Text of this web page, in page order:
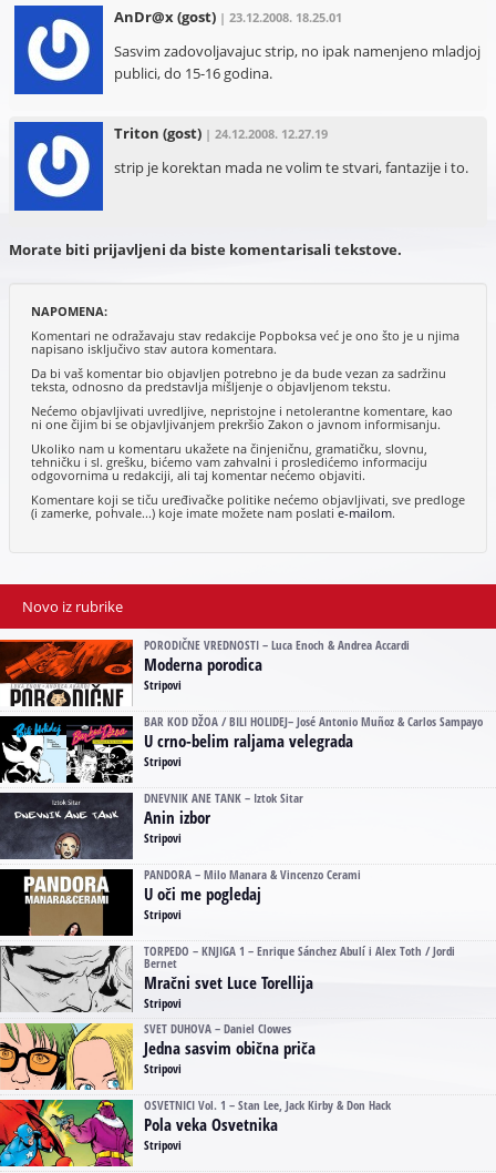
AnDr@x(gost) | 23.12.2008. 18.25.01
Sasvim zadovoljavajuc strip, no ipak namenjeno mladjoj
publici, do 15-16 godina.
Triton (gost) | 24.12.2008. 12.27.19
strip je korektan mada ne volim te stvari, fantazije i to.
Morate biti prijavljeni da biste komentarisali tekstove.
NAPOMENA:
Komentari ne odražavaju stav redakcije Popboksa već je ono što je u njima
napisano isključivo stav autora komentara.
Da bi vaš komentar bio objavljen potrebno je da bude vezan za sadržinu
teksta, odnosno da predstavlja mišljenje o objavljenom tekstu.
Nećemo objavljivati uvredljive, nepristojne i netolerantne komentare, kao
ni one čijim bi se objavljivanjem prekršio Zakon o javnom informisanju.
Ukoliko nam u komentaru ukažete na činjeničnu, gramatičku, slovnu,
tehničku i sl. grešku, bićemo vam zahvalni i prosledićemo informaciju
odgovornima u redakciji, ali taj komentar nećemo objaviti.
Komentare koji se tiču uređivačke politike nećemo objavljivati, sve predloge
(i zamerke, pohvale...) koje imate možete nam poslatie-mailom.
Novo iz rubrike
PORODIČNE VREDNOSTI – Luca Enoch & Andrea Accardi
Moderna porodica
Stripovi
BAR KOD DŽOA / BILI HOLIDEJ– José Antonio Muñoz & Carlos Sampayo
U crno-belim raljama velegrada
Stripovi
DNEVNIK ANE TANK – Iztok Sitar
Anin izbor
Stripovi
PANDORA – Milo Manara & Vincenzo Cerami
U oči me pogledaj
Stripovi
TORPEDO – KNJIGA 1 – Enrique Sánchez Abulí i Alex Toth / Jordi
Bernet
Mračni svet Luce Torellija
Stripovi
SVET DUHOVA – Daniel Clowes
Jedna sasvim obična priča
Stripovi
OSVETNICI Vol. 1 – Stan Lee, Jack Kirby & Don Hack
Pola veka Osvetnika
Stripovi